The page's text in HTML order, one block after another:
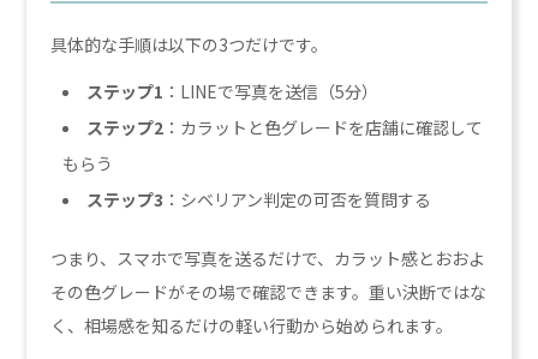
具体的な手順は以下の3つだけです。
ステップ1 ：LINEで写真を送信（5分）
ステップ2 ：カラットと色グレードを店舗に確認して
もらう
ステップ3 ：シベリアン判定の可否を質問する
つまり、スマホで写真を送るだけで、カラット感とおおよ
その色グレードがその場で確認できます。重い決断ではな
く、相場感を知るだけの軽い行動から始められます。